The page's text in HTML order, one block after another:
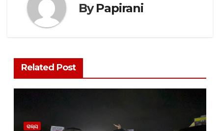
ByPapirani
Related Post
ରାଜ୍ୟ